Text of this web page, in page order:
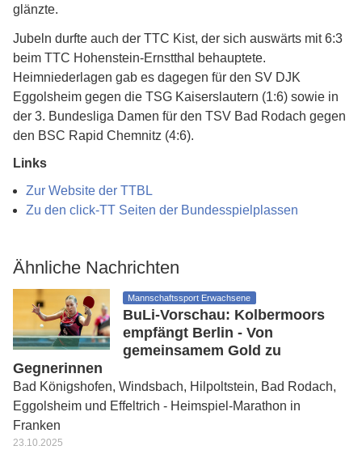
glänzte.
Jubeln durfte auch der TTC Kist, der sich auswärts mit 6:3
beim TTC Hohenstein-Ernstthal behauptete.
Heimniederlagen gab es dagegen für den SV DJK
Eggolsheim gegen die TSG Kaiserslautern (1:6) sowie in
der 3. Bundesliga Damen für den TSV Bad Rodach gegen
den BSC Rapid Chemnitz (4:6).
Links
Zur Website der TTBL
Zu den click-TT Seiten der Bundesspielplassen
Ähnliche Nachrichten
Mannschaftssport Erwachsene
BuLi-Vorschau: Kolbermoors
empfängt Berlin - Von
gemeinsamem Gold zu
Gegnerinnen
Bad Königshofen, Windsbach, Hilpoltstein, Bad Rodach,
Eggolsheim und Effeltrich - Heimspiel-Marathon in
Franken
23.10.2025